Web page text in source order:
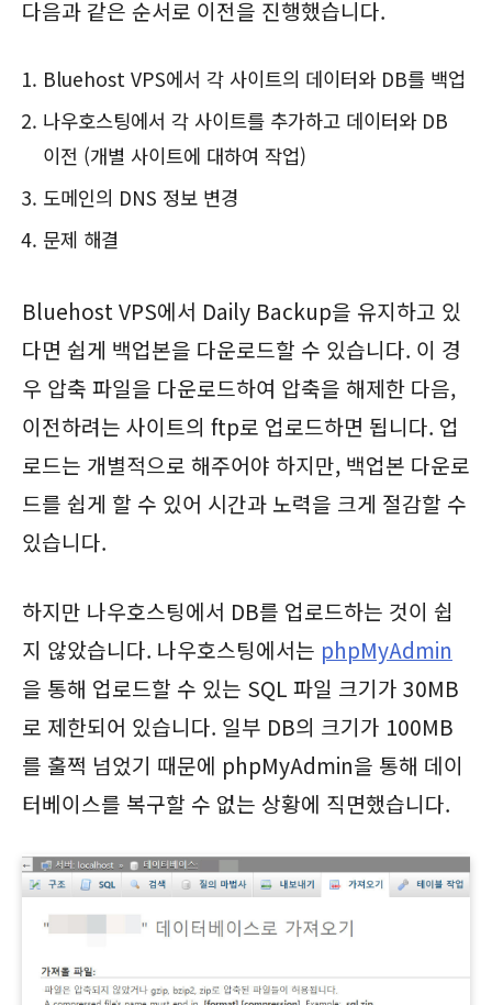
다음과 같은 순서로 이전을 진행했습니다.
Bluehost VPS에서 각 사이트의 데이터와 DB를 백업
나우호스팅에서 각 사이트를 추가하고 데이터와 DB
이전 (개별 사이트에 대하여 작업)
도메인의 DNS 정보 변경
문제 해결
Bluehost VPS에서 Daily Backup을 유지하고 있
다면 쉽게 백업본을 다운로드할 수 있습니다. 이 경
우 압축 파일을 다운로드하여 압축을 해제한 다음,
이전하려는 사이트의 ftp로 업로드하면 됩니다. 업
로드는 개별적으로 해주어야 하지만, 백업본 다운로
드를 쉽게 할 수 있어 시간과 노력을 크게 절감할 수
있습니다.
하지만 나우호스팅에서 DB를 업로드하는 것이 쉽
지 않았습니다. 나우호스팅에서는 phpMyAdmin
을 통해 업로드할 수 있는 SQL 파일 크기가 30MB
로 제한되어 있습니다. 일부 DB의 크기가 100MB
를 훌쩍 넘었기 때문에 phpMyAdmin을 통해 데이
터베이스를 복구할 수 없는 상황에 직면했습니다.